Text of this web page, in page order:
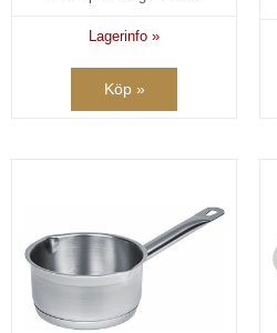
Lagerinfo »
Köp »